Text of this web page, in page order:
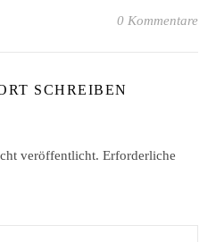
0 Kommentare
SCHREIBEN
veröffentlicht. Erforderliche